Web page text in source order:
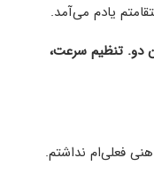
یادم می‌آمد.
دو. تنظیم سرعت،
فعلی‌ام نداشتم.